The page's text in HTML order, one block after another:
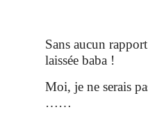
Sans aucun
laissée baba !
Moi, je ne serais
……